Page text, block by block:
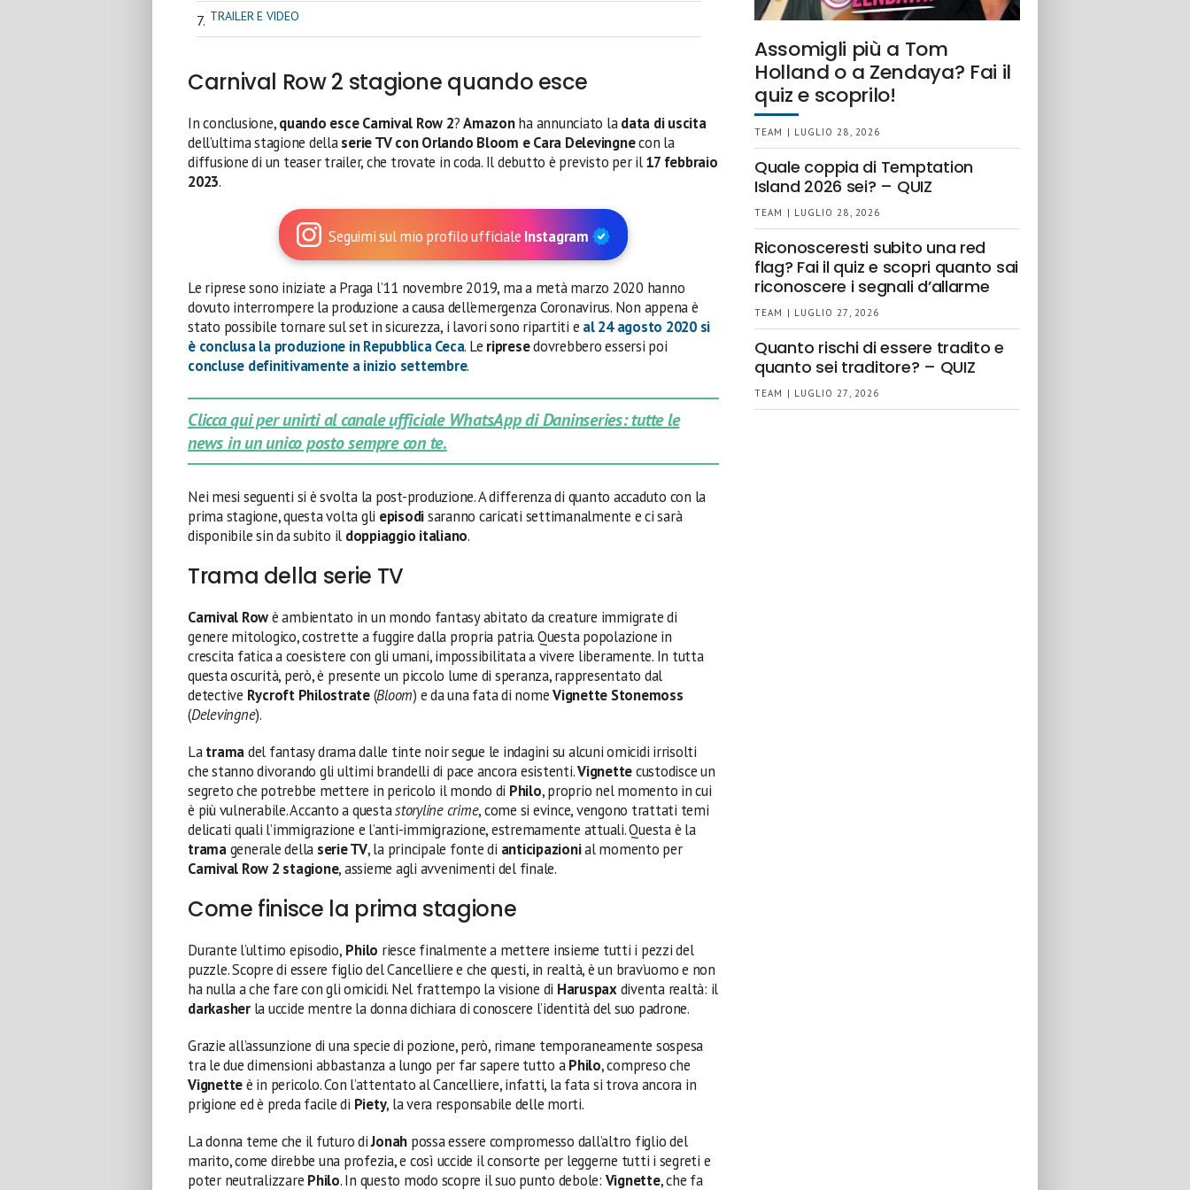
TRAILER E VIDEO
Carnival Row 2 stagione quando esce
In conclusione,quando esce Carnival Row 2?Amazonha annunciato ladata di uscita
dell’ultima stagione dellaserie TV con Orlando Bloom e Cara Delevingnecon la
diffusione di un teaser trailer, che trovate in coda. Il debutto è previsto per il17 febbraio
2023.
Seguimi sul mio profilo ufficiale Instagram
Le riprese sono iniziate a Praga l’11 novembre 2019, ma a metà marzo 2020 hanno
dovuto interrompere la produzione a causa dell’emergenza Coronavirus. Non appena è
stato possibile tornare sul set in sicurezza, i lavori sono ripartiti e al 24 agosto 2020 si
è conclusa la produzione in Repubblica Ceca. Le ripresedovrebbero essersi poi
concluse definitivamente a inizio settembre.
Clicca qui per unirti al canale ufficiale WhatsApp di Daninseries: tutte le
news in un unico posto sempre con te.
Nei mesi seguenti si è svolta la post-produzione. A differenza di quanto accaduto con la
prima stagione, questa volta gli episodisaranno caricati settimanalmente e ci sarà
disponibile sin da subito il doppiaggio italiano.
Trama della serie TV
Carnival Rowè ambientato in un mondo fantasy abitato da creature immigrate di
genere mitologico, costrette a fuggire dalla propria patria. Questa popolazione in
crescita fatica a coesistere con gli umani, impossibilitata a vivere liberamente. In tutta
questa oscurità, però, è presente un piccolo lume di speranza, rappresentato dal
detective Rycroft Philostrate(Bloom) e da una fata di nomeVignette Stonemoss
(Delevingne).
Latramadel fantasy drama dalle tinte noir segue le indagini su alcuni omicidi irrisolti
che stanno divorando gli ultimi brandelli di pace ancora esistenti.Vignettecustodisce un
segreto che potrebbe mettere in pericolo il mondo di Philo, proprio nel momento in cui
è più vulnerabile. Accanto a questastoryline crime, come si evince, vengono trattati temi
delicati quali l’immigrazione e l’anti-immigrazione, estremamente attuali. Questa è la
tramagenerale della serie TV, la principale fonte di anticipazionial momento per
Carnival Row 2 stagione, assieme agli avvenimenti del finale.
Come finisce la prima stagione
Durante l’ultimo episodio, Philo riesce finalmente a mettere insieme tutti i pezzi del
puzzle. Scopre di essere figlio del Cancelliere e che questi, in realtà, è un brav’uomo e non
ha nulla a che fare con gli omicidi. Nel frattempo la visione di Haruspaxdiventa realtà: il
darkasherla uccide mentre la donna dichiara di conoscere l’identità del suo padrone.
Grazie all’assunzione di una specie di pozione, però, rimane temporaneamente sospesa
tra le due dimensioni abbastanza a lungo per far sapere tutto aPhilo, compreso che
Vignetteè in pericolo. Con l’attentato al Cancelliere, infatti, la fata si trova ancora in
prigione ed è preda facile di Piety, la vera responsabile delle morti.
La donna teme che il futuro diJonah possa essere compromesso dall’altro figlio del
marito, come direbbe una profezia, e così uccide il consorte per leggerne tutti i segreti e
poter neutralizzare Philo. In questo modo scopre il suo punto debole: Vignette, che fa
Assomigli più a Tom
Holland o a Zendaya? Fai il
quiz e scoprilo!
TEAM | LUGLIO 28, 2026
Quale coppia di Temptation
Island 2026 sei? – QUIZ
TEAM | LUGLIO 28, 2026
Riconosceresti subito una red
flag? Fai il quiz e scopri quanto sai
riconoscere i segnali d’allarme
TEAM | LUGLIO 27, 2026
Quanto rischi di essere tradito e
quanto sei traditore? – QUIZ
TEAM | LUGLIO 27, 2026